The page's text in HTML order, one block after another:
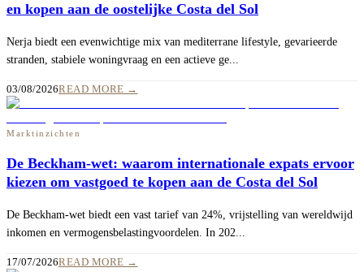
en kopen aan de oostelijke Costa del Sol
Nerja biedt een evenwichtige mix van mediterrane lifestyle, gevarieerde
stranden, stabiele woningvraag en een actieve ge...
03/08/2026READ MORE →
Marktinzichten
De Beckham‑wet: waarom internationale expats ervoor
kiezen om vastgoed te kopen aan de Costa del Sol
De Beckham‑wet biedt een vast tarief van 24%, vrijstelling van wereldwijd
inkomen en vermogensbelastingvoordelen. In 202...
17/07/2026READ MORE →